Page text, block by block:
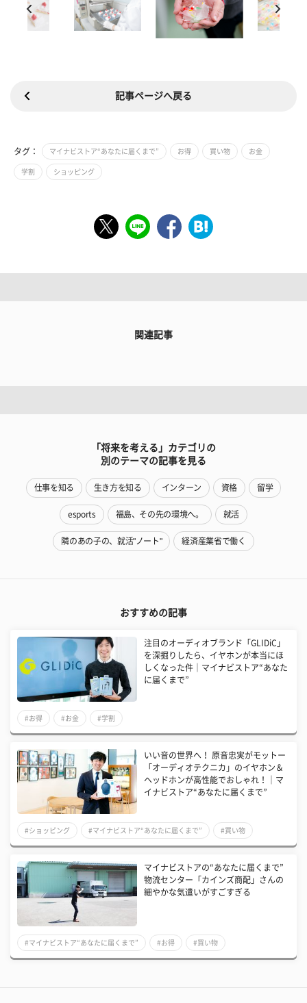
記事ページへ戻る
タグ： マイナビストア“あなたに届くまで” お得 買い物 お金
学割 ショッピング
関連記事
「将来を考える」カテゴリの
別のテーマの記事を見る
仕事を知る 生き方を知る インターン 資格 留学
esports 福島、その先の環境へ。 就活
隣のあの子の、就活"ノート" 経済産業省で働く
おすすめの記事
注目のオーディオブランド「GLIDiC」
を深掘りしたら、イヤホンが本当にほ
しくなった件｜マイナビストア“あなた
に届くまで”
#お得 #お金 #学割
いい音の世界へ！ 原音忠実がモットー
「オーディオテクニカ」のイヤホン＆
ヘッドホンが高性能でおしゃれ！｜マ
イナビストア“あなたに届くまで”
#ショッピング #マイナビストア“あなたに届くまで” #買い物
マイナビストアの“あなたに届くまで”
物流センター「カインズ商配」さんの
細やかな気遣いがすごすぎる
#マイナビストア“あなたに届くまで” #お得 #買い物